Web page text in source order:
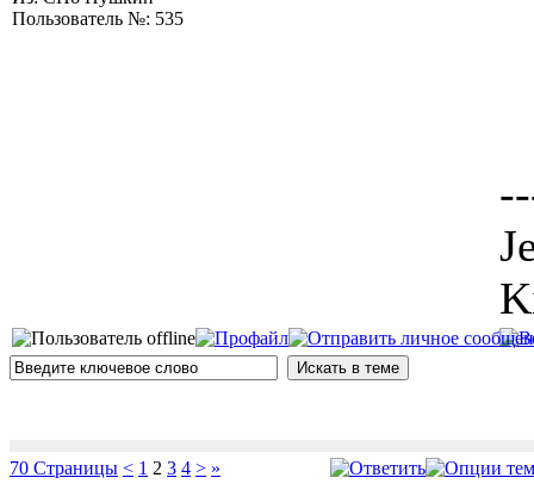
Пользователь №: 535
70 Страницы < 1 2 3 4 > »